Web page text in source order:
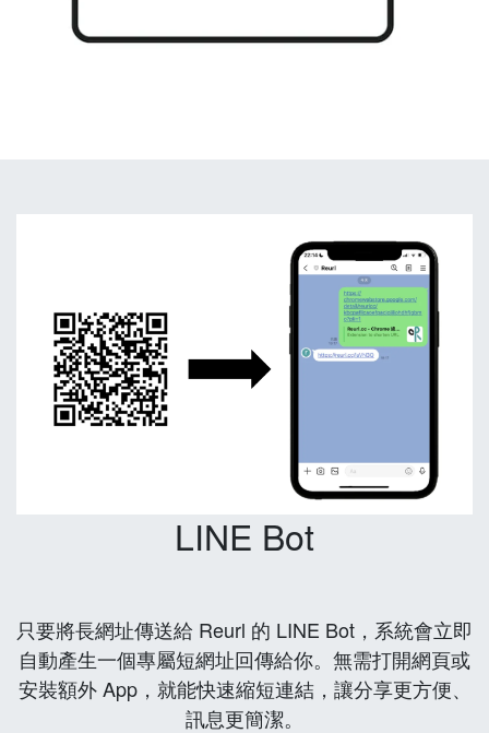
LINE Bot
只要將長網址傳送給 Reurl 的 LINE Bot，系統會立即
自動產生一個專屬短網址回傳給你。無需打開網頁或
安裝額外 App，就能快速縮短連結，讓分享更方便、
訊息更簡潔。